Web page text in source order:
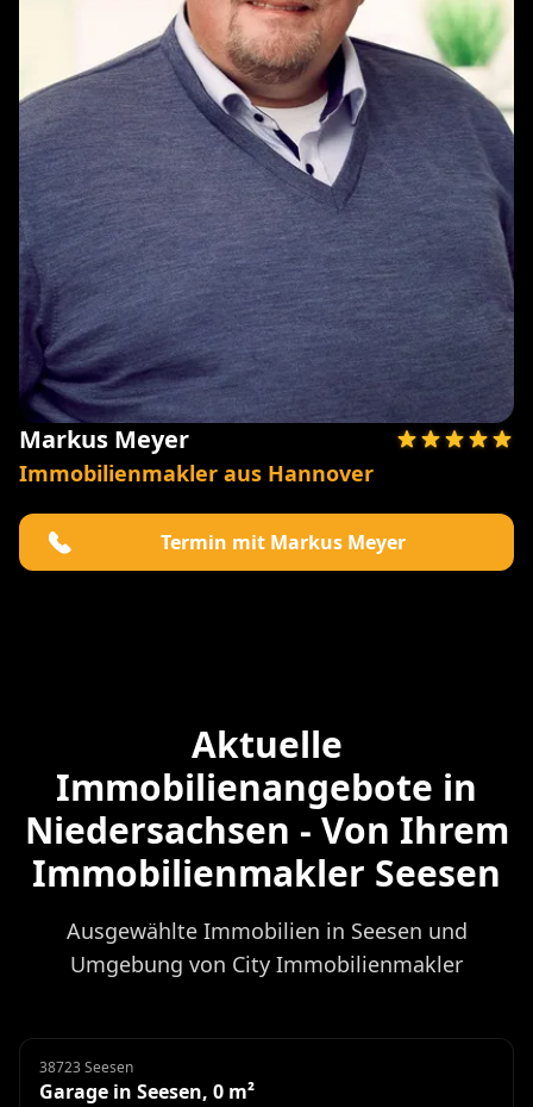
Markus Meyer
Immobilienmakler aus Hannover
Termin mit Markus Meyer
Aktuelle
Immobilienangebote in
Niedersachsen - Von Ihrem
Immobilienmakler Seesen
Ausgewählte Immobilien in Seesen und
Umgebung von City Immobilienmakler
Garage Miete
38723 Seesen
Garage in Seesen, 0 m²